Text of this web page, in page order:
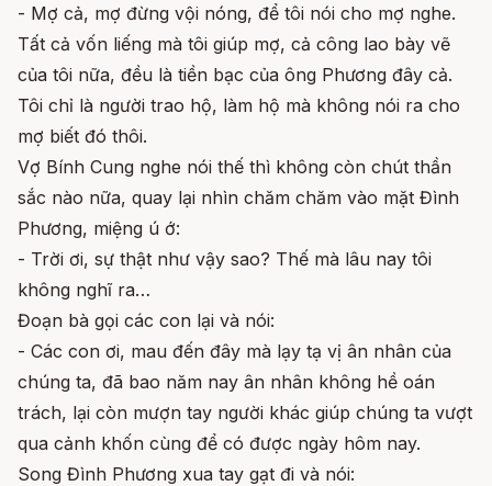
- Mợ cả, mợ đừng vội nóng, để tôi nói cho mợ nghe.
Tất cả vốn liếng mà tôi giúp mợ, cả công lao bày vẽ
của tôi nữa, đều là tiền bạc của ông Phương đây cả.
Tôi chỉ là người trao hộ, làm hộ mà không nói ra cho
mợ biết đó thôi.
Vợ Bính Cung nghe nói thế thì không còn chút thần
sắc nào nữa, quay lại nhìn chăm chăm vào mặt Đình
Phương, miệng ú ớ:
- Trời ơi, sự thật như vậy sao? Thế mà lâu nay tôi
không nghĩ ra…
Đoạn bà gọi các con lại và nói:
- Các con ơi, mau đến đây mà lạy tạ vị ân nhân của
chúng ta, đã bao năm nay ân nhân không hề oán
trách, lại còn mượn tay người khác giúp chúng ta vượt
qua cảnh khốn cùng để có được ngày hôm nay.
Song Đình Phương xua tay gạt đi và nói: